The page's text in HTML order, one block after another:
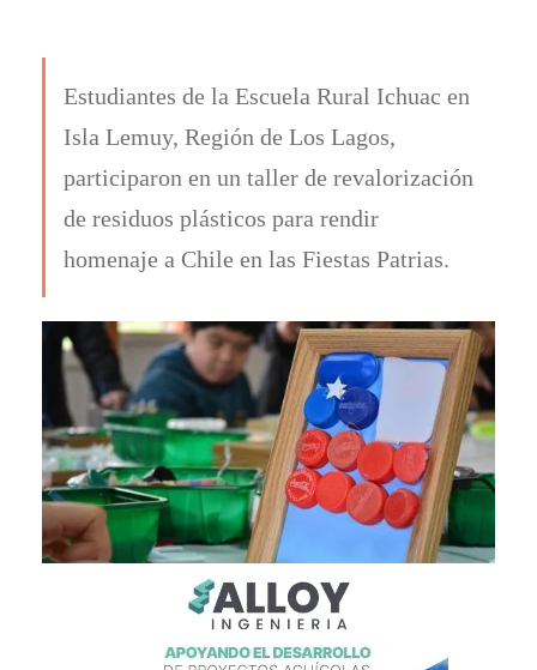
Estudiantes de la Escuela Rural Ichuac en
Isla Lemuy, Región de Los Lagos,
participaron en un taller de revalorización
de residuos plásticos para rendir
homenaje a Chile en las Fiestas Patrias.